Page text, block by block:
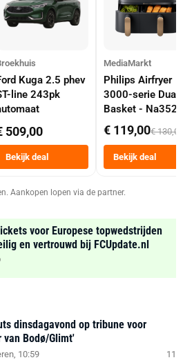
Kuga 2.5 phev
line 243pk
509,00
Bekijk deal
MediaMarkt
Philips Airfryer
3000-serie Dual
Basket -
Dubbele Mand 9
Tot 6 Personen
Heteluchtfriteuse
Zwart
€ 119,00€ 130,00
Bekijk deal
Aankopen lopen via de partner.
voor Europese topwedstrijden
en vertrouwd bij FCUpdate.nl
dinsdagavond op tribune voor
van Bodø/Glimt'
10:59 11